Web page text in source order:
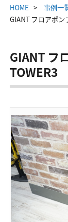
HOME
事例一
GIANT フロアポン
GIANT フ
TOWER3